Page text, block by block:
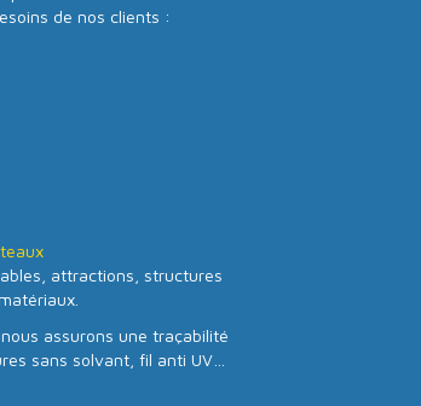
de nos clients :
attractions, structures
assurons une traçabilité
sans solvant, fil anti UV…